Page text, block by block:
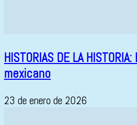
HISTORIAS DE LA
mexicano
23 de enero de 2026